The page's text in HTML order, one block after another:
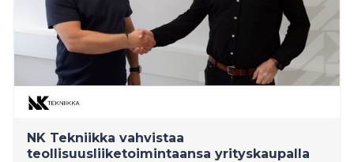
NK Tekniikka vahvistaa
teollisuusliiketoimintaansa yrityskaupalla